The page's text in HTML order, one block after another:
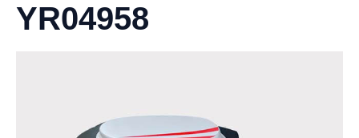
YR04958